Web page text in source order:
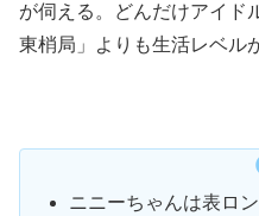
が伺える。どんだけアイド
東梢局」よりも生活レベル
ニニーちゃんは表ロ